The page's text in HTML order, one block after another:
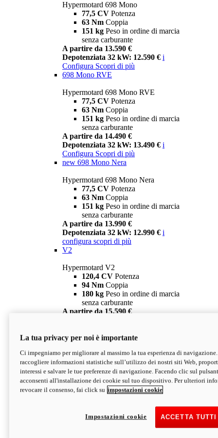
Hypermotard 698 Mono
77,5 CV Potenza
63 Nm Coppia
151 kg Peso in ordine di marcia
senza carburante
A partire da 13.590 €
Depotenziata 32 kW: 12.590 € i
Configura Scopri di più
698 Mono RVE
Hypermotard 698 Mono RVE
77,5 CV Potenza
63 Nm Coppia
151 kg Peso in ordine di marcia
senza carburante
A partire da 14.490 €
Depotenziata 32 kW: 13.490 € i
Configura Scopri di più
new 698 Mono Nera
Hypermotard 698 Mono Nera
77,5 CV Potenza
63 Nm Coppia
151 kg Peso in ordine di marcia
senza carburante
A partire da 13.990 €
Depotenziata 32 kW: 12.990 € i
configura scopri di più
V2
Hypermotard V2
120,4 CV Potenza
94 Nm Coppia
180 kg Peso in ordine di marcia
senza carburante
A partire da 15.590 €
V2 SP
Hypermotard V2 SP
120,4 CVPotenza
94 NmCoppia
177 kgPeso in ordine di marcia
senza carburante
Depotenziata 35 kW: 18.890 € i
configura scopri di più
La tua privacy per noi è importante
Ci impegniamo per migliorare al massimo la tua esperienza di
raccogliere informazioni statistiche sull’utilizzo dei nostri siti Web,
interessi e salvare le tue preferenze di navigazione. Facendo clic sul
acconsenti all'installazione dei cookie sul tuo dispositivo. Per ulteriori
revocare il consenso, fai click su impostazioni cookie
ACCETTA
Impostazioni cookie